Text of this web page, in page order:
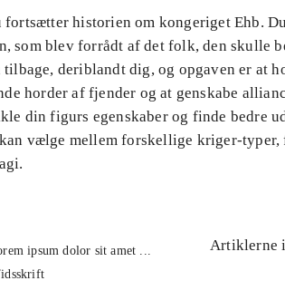
historien om kongeriget Ehb.
som blev forrådt af det folk, den skulle
deriblandt dig, og opgaven er at
horder af fjender og at genskabe
din figurs egenskaber og finde bedre
vælge mellem forskellige kriger-
ipsum dolor sit amet ...
Artiklerne i